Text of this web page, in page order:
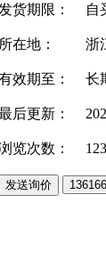
发货期限： 自
所在地： 浙
效期至： 长
后更新：
览次数：